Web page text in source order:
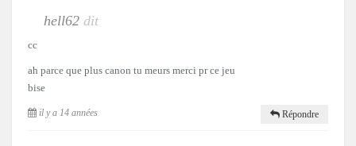
hell62 dit
cc
ah parce que plus canon tu meurs merci pr ce jeu
bise
il y a 14 années Répondre